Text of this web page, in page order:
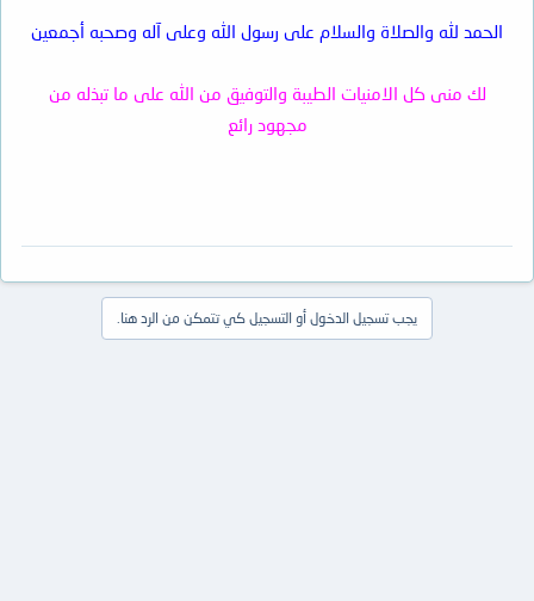
الحمد لله والصلاة والسلام على رسول الله وعلى آله وصحبه أجمعين
لك منى كل الامنيات الطيبة والتوفيق من الله على ما تبذله من
مجهود رائع
يجب تسجيل الدخول أو التسجيل كي تتمكن من الرد هنا.